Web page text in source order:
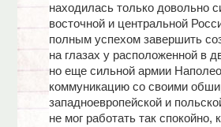
находилась только довольно
восточной и центральной
полным успехом завершить
на глазах у расположенной в
но еще сильной армии
коммуникацию со своими
западноевропейской и
не мог работать так